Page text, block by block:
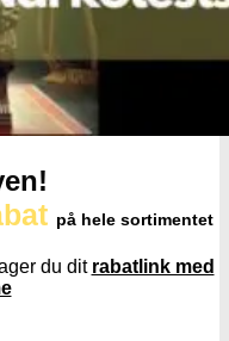
på hele sortimentet
du dit rabatlink med